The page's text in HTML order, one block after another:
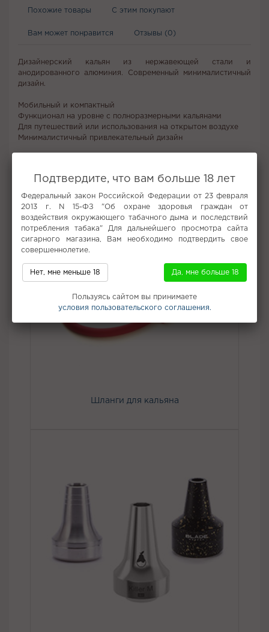
Похожие товары С этим покупают
Вам может понравится Отзывы (0)
Дизайнерский кальян из нержавеющей стали и
анодированного алюминия. Современный минималистичный
дизайн.
Мобильный и компактный
Функционал на уровне с полноразмерными кальянами
Для путешествий или использования на открытом воздухе
Минималистичный привлекательный дизайн
Шланги для кальяна
Подтвердите, что вам больше 18 лет
Федеральный закон Российской Федерации от 23 февраля
2013 г. N 15-ФЗ "Об охране здоровья граждан от
воздействия окружающего табачного дыма и последствий
потребления табака" Для дальнейшего просмотра сайта
сигарного магазина, Вам необходимо подтвердить свое
совершеннолетие.
Нет, мне меньше 18 Да, мне больше 18
Пользуясь сайтом вы принимаете
условия пользовательского соглашения.